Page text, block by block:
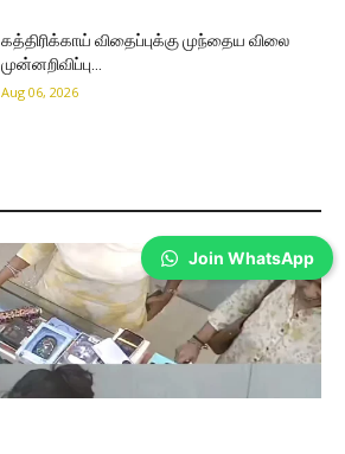
கத்திரிக்காய் விதைப்புக்கு முந்தைய விலை
முன்னறிவிப்பு…
Aug 06, 2026
Join WhatsApp